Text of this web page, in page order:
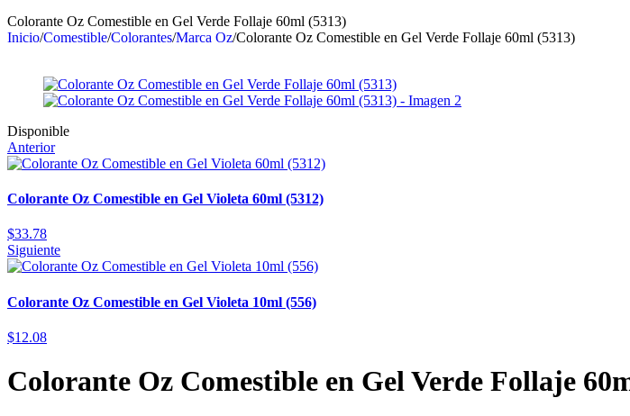
Colorante Oz Comestible en Gel Verde Follaje 60ml (5313)
Inicio/Comestible/Colorantes/Marca Oz/Colorante Oz Comestible en Gel Verde Follaje 60ml (5313)
Disponible
Anterior
Colorante Oz Comestible en Gel Violeta 60ml (5312)
$33.78
Siguiente
Colorante Oz Comestible en Gel Violeta 10ml (556)
$12.08
Colorante Oz Comestible en Gel Verde Follaje